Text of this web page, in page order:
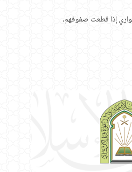
إذا قطعت صفوفهم،